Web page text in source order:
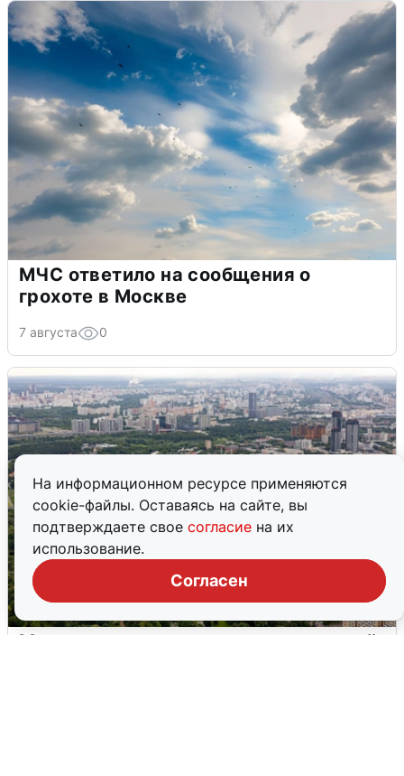
На информационном ресурсе применяются
cookie-файлы. Оставаясь на сайте, вы
подтверждаете свое согласие на их
использование.
Согласен
МЧС ответило на сообщения о
грохоте в Москве
7 августа 0
Москвичи услышали грохот, похожий